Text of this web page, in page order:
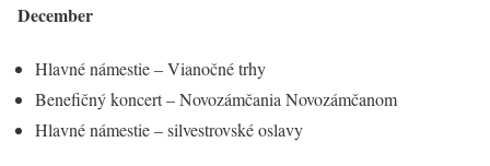
December
Hlavné námestie – Vianočné trhy
Benefičný koncert – Novozámčania Novozámčanom
Hlavné námestie – silvestrovské oslavy